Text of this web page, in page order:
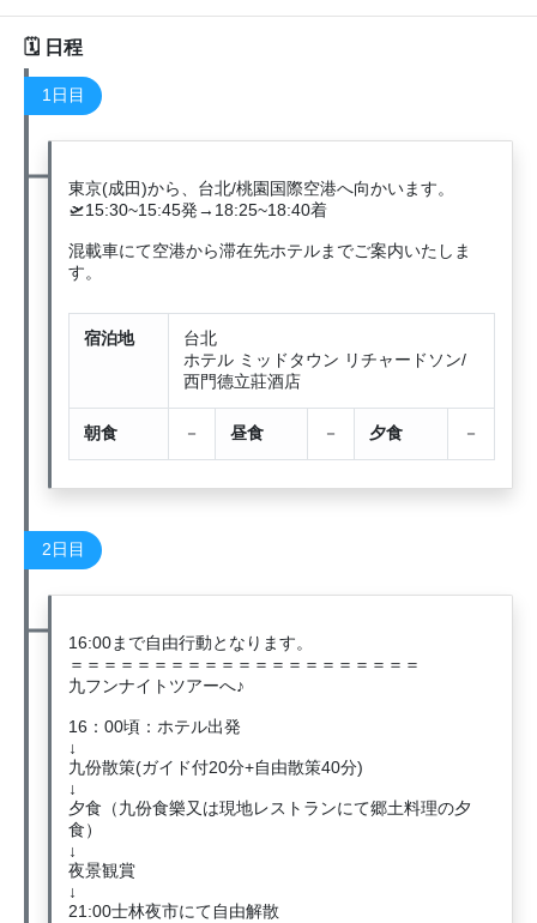
日程
1日目
東京(成田)から、台北/桃園国際空港へ向かいます。
🛫15:30~15:45発→18:25~18:40着
混載車にて空港から滞在先ホテルまでご案内いたしま
す。
宿泊地
台北
ホテル ミッドタウン リチャードソン/
西門德立莊酒店
朝食 － 昼食 － 夕食 －
2日目
16:00まで自由行動となります。
＝＝＝＝＝＝＝＝＝＝＝＝＝＝＝＝＝＝＝＝＝
九フンナイトツアーへ♪
16：00頃：ホテル出発
↓
九份散策(ガイド付20分+自由散策40分)
↓
夕食（九份食樂又は現地レストランにて郷土料理の夕
食）
↓
夜景観賞
↓
21:00士林夜市にて自由解散